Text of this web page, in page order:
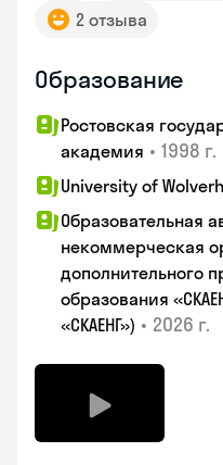
2 отзыва
Образование
Ростовская
академия • 1998 г.
University of
Образовательная
некоммерческая
дополнительного
образования
«СКАЕНГ») • 2026 г.